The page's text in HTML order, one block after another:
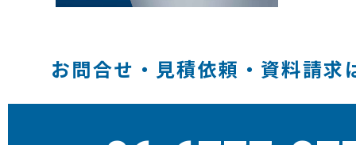
お問合せ・見積依頼・資料請求